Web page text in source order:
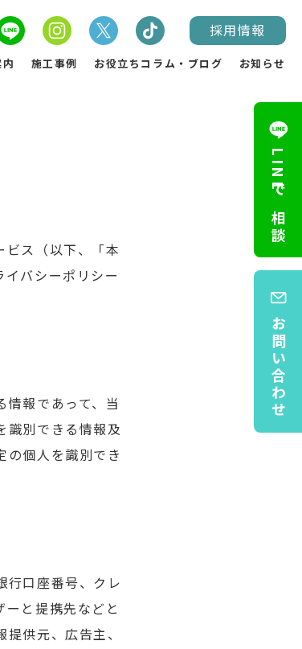
施工事例 お役立ちコラム・ブログ お知らせ
採用情報
ビス（以下、「本
バシーポリシー
情報であって、当
識別できる情報及
の個人を識別でき
行口座番号、クレ
と提携先などと
供元、広告主、
LINEで相談
お問い合わせ